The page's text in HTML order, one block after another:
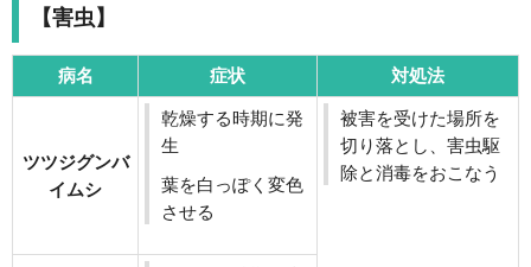
【害虫】
病名 症状 対処法
ツツジグンバ
イムシ
乾燥する時期に発
生
葉を白っぽく変色
させる
被害を受けた場所を
切り落とし、害虫駆
除と消毒をおこなう